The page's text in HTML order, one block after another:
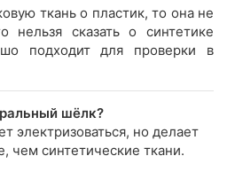
ткань о пластик, то она не
нельзя сказать о синтетике
подходит для проверки в
шёлк?
электризоваться, но делает
чем синтетические ткани.